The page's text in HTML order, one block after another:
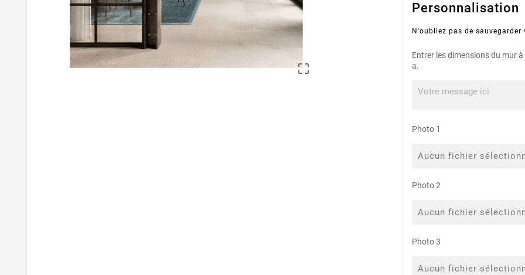

Personnalisation
N'oubliez pas de
Entrer les dimensions du mur
a.
Photo 1
Aucun fichier
Photo 2
Aucun fichier
Photo 3
Aucun fichier